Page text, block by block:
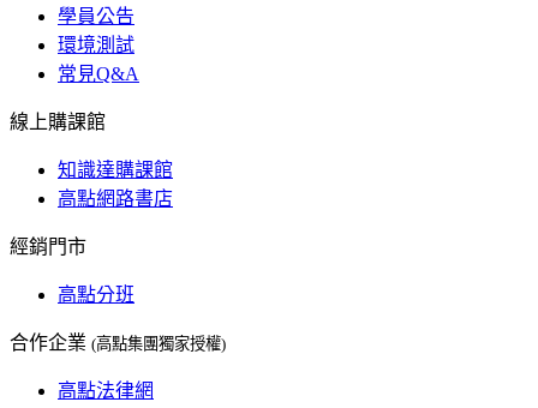
學員公告
環境測試
常見Q&A
線上購課館
知識達購課館
高點網路書店
經銷門市
高點分班
合作企業 (高點集團獨家授權)
高點法律網